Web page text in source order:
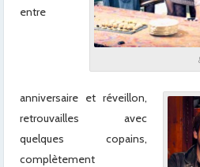
entre
anniversaire et réveillon,
retrouvailles avec
quelques copains,
complètement